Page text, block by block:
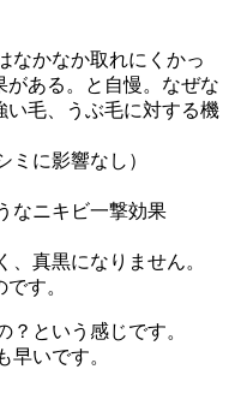
なかなか取れにくかっ
がある。と自慢。なぜな
い毛、うぶ毛に対する機
ミに影響なし）
なニキビ一撃効果
、真黒になりません。
す。
？という感じです。
早いです。